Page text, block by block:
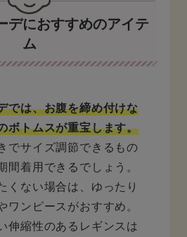
デにおすすめのアイテ
ム
では、お腹を締め付けな
ボトムスが重宝します。
でサイズ調節できるもの
間着用できるでしょう。
くない場合は、ゆったり
ワンピースがおすすめ。
伸縮性のあるレギンスは